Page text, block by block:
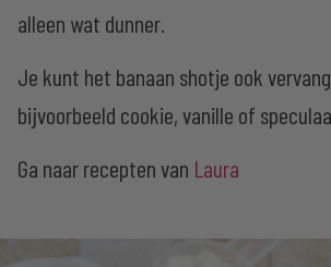
alleen wat dunner.
Je kunt het banaan shotje ook
bijvoorbeeld cookie, vanille of
Ga naar recepten van Laura